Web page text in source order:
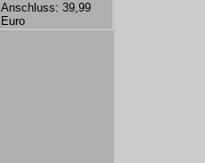
Anschluss: 39,99
Euro